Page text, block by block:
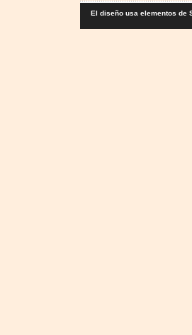
El diseño usa elementos de